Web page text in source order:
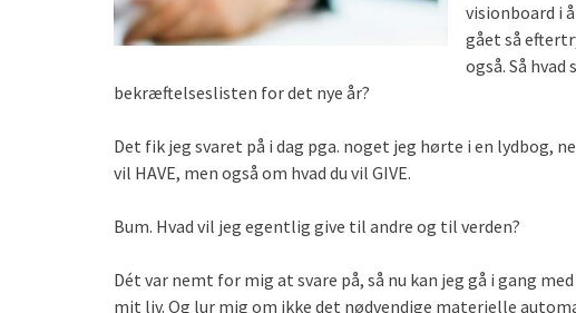
visionboard i
gået så
også. Så
bekræftelseslisten for det nye år?
Det fik jeg svaret på i dag pga. noget jeg hørte i en lydbog,
vil HAVE, men også om hvad du vil GIVE.
Bum. Hvad vil jeg egentlig give til andre og til verden?
Dét var nemt for mig at svare på, så nu kan jeg gå i gang
mit liv. Og lur mig om ikke det nødvendige materielle